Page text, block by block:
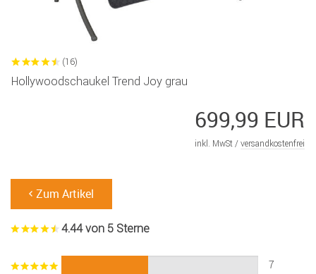
(16)
Hollywoodschaukel Trend Joy grau
699,99 EUR
inkl. MwSt / versandkostenfrei
Zum Artikel
4.44 von 5 Sterne
7